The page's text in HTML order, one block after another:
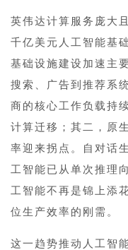
英伟达计算服务庞大
千亿美元人工智能基
基础设施建设加速主
搜索、广告到推荐系
商的核心工作负载持
计算迁移；其二，原
率迎来拐点。自对话
工智能已从单次推理
工智能不再是锦上添
位生产效率的刚需。
这一趋势推动人工智